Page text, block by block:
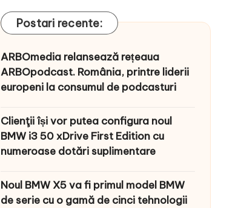
Postari recente:
ARBOmedia relansează rețeaua
ARBOpodcast. România, printre liderii
europeni la consumul de podcasturi
Clienţii își vor putea configura noul
BMW i3 50 xDrive First Edition cu
numeroase dotări suplimentare
Noul BMW X5 va fi primul model BMW
de serie cu o gamă de cinci tehnologii